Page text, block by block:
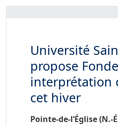
Université
propose
interprétation
cet hiver
Pointe-de-l’Église (N.-